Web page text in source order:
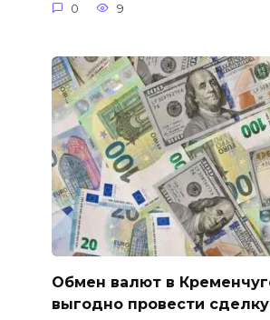
0 9
Обмен валют в
выгодно провести